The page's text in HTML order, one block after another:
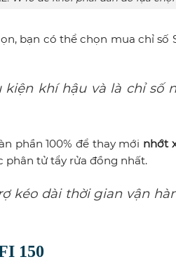
bạn có thể chọn mua chỉ số
khí hậu và là chỉ số
phần 100% để thay mới nhớt
phân tử tẩy rửa đồng nhất.
kéo dài thời gian vận
150